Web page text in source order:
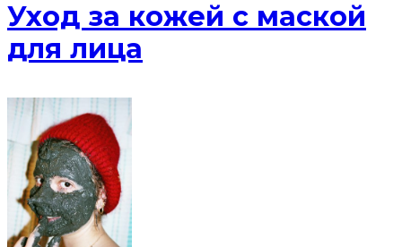
Уход за кожей с маской
для лица